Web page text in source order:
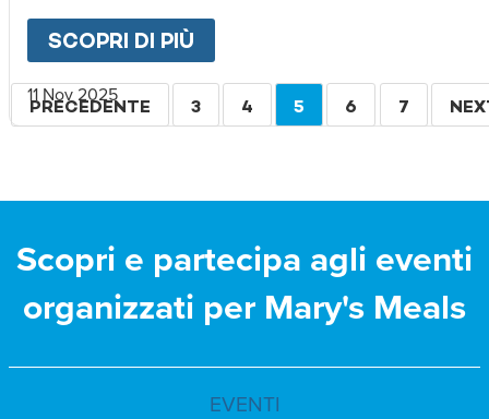
SCOPRI DI PIÙ
11 Nov 2025
Paginazione
PAGINA
PRECEDENTE PAGINA
3 PAGINA
4
PAGINA
5 PAGINA
6 PAGINA
7
Scopri e partecipa agli eventi
organizzati per Mary's Meals
EVENTI